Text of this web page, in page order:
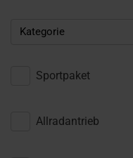
Kategorie
Sportpaket
Allradantrieb